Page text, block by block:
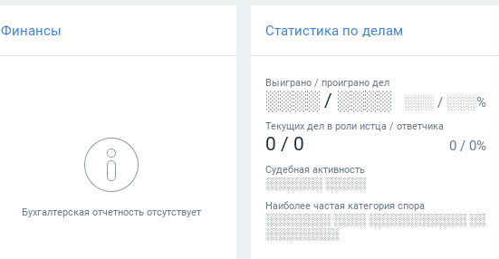
Финансы Статистика по делам
Выиграно / проиграно дел
░░░░ / ░░░░ ░░░ / ░░░%
Текущих дел в роли истца / ответчика
0 / 0 0 / 0%
Судебная активность
░░░░░░░ ░░░░░
Наиболее частая категория спора
░░░░░░░░ ░░░░ ░░░░░░░░░░░░ ░░
░░░░░░░░░